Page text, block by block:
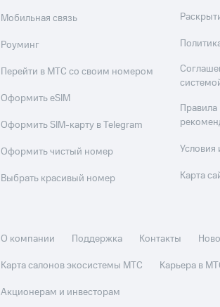
Мобильная связь
Роуминг
Перейти в МТС со своим номером
Оформить eSIM
Оформить SIM-карту в Telegram
Оформить чистый номер
Выбрать красивый номер
Условия
Карта
О компании Поддержка Контакты
Карта салонов экосистемы МТС
Карьера в
Акционерам и инвесторам